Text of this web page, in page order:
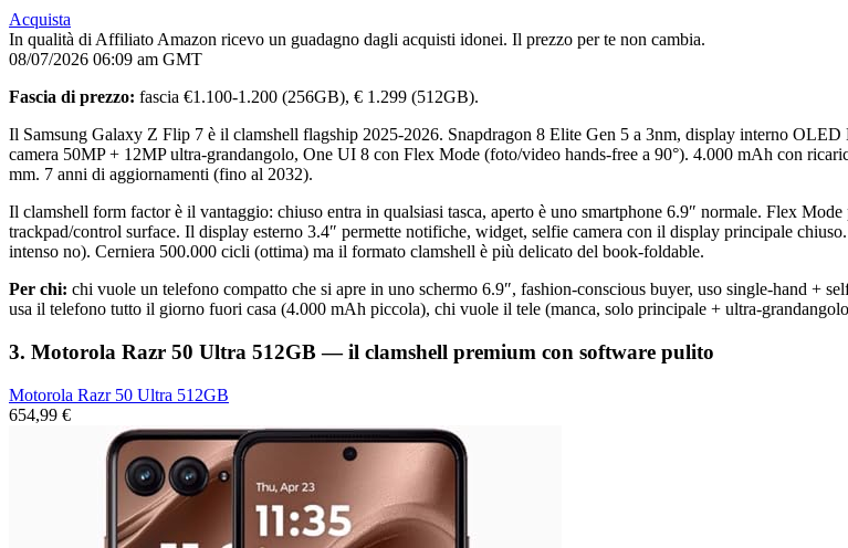
Acquista
In qualità di Affiliato Amazon ricevo un guadagno dagli acquisti idonei. Il prezzo per te non cambia.
08/07/2026 06:09 am GMT
Fascia di prezzo: fascia €1.100-1.200 (256GB), € 1.299 (512GB).
Il Samsung Galaxy Z Flip 7 è il clamshell flagship 2025-2026. Snapdragon 8 Elite Gen 5 a 3nm, display interno
camera 50MP + 12MP ultra-grandangolo, One UI 8 con Flex Mode (foto/video hands-free a 90°). 4.000 mAh con
mm. 7 anni di aggiornamenti (fino al 2032).
Il clamshell form factor è il vantaggio: chiuso entra in qualsiasi tasca, aperto è uno smartphone 6.9″ normale. Flex
trackpad/control surface. Il display esterno 3.4″ permette notifiche, widget, selfie camera con il display principale
intenso no). Cerniera 500.000 cicli (ottima) ma il formato clamshell è più delicato del book-foldable.
Per chi: chi vuole un telefono compatto che si apre in uno schermo 6.9″, fashion-conscious buyer, uso single-hand +
usa il telefono tutto il giorno fuori casa (4.000 mAh piccola), chi vuole il tele (manca, solo principale + ultra-
3. Motorola Razr 50 Ultra 512GB — il clamshell premium con software pulito
Motorola Razr 50 Ultra 512GB
654,99 €